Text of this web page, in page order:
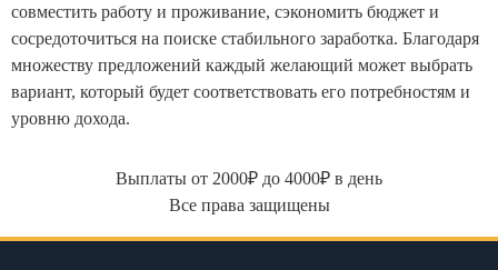
совместить работу и проживание, сэкономить бюджет и
сосредоточиться на поиске стабильного заработка. Благодаря
множеству предложений каждый желающий может выбрать
вариант, который будет соответствовать его потребностям и
уровню дохода.
Выплаты от 2000₽ до 4000₽ в день
Все права защищены